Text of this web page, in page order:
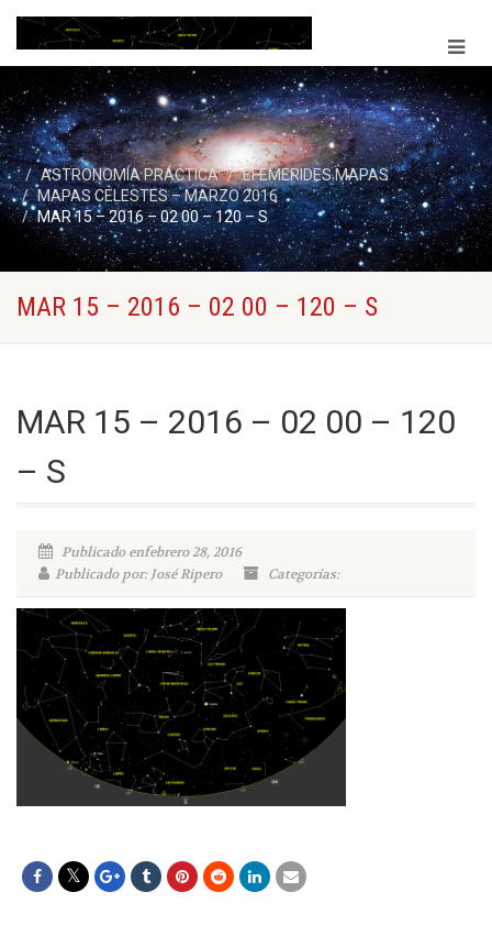
ASTRONOMÍA PRÁCTICA
EFEMERIDES MAPAS
MAPAS CELESTES – MARZO 2016
MAR 15 – 2016 – 02 00 – 120 – S
MAR 15 – 2016 – 02 00 – 120 – S
MAR 15 – 2016 – 02 00 – 120
– S
Publicado enfebrero 28, 2016
Publicado por: José Ripero
Categorías: